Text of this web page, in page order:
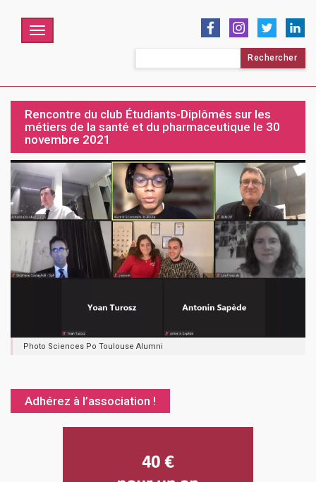
Menu
Rencontre du club Étudiants-Diplômés sur les
métiers de la santé et du pharmaceutique le 30
novembre 2021
Photo Sciences Po Toulouse Alumni
Adhérez à l’association !